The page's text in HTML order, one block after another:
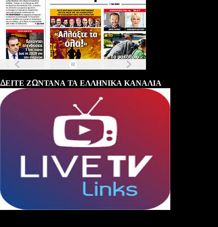
ΔΕΙΤΕ ΖΩΝΤΑΝΑ ΤΑ ΕΛΛΗΝΙΚΑ ΚΑΝΑΛΙΑ